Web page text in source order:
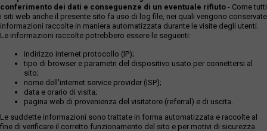
conferimento dei dati e conseguenze di un eventuale rifiuto - Come tutti
i siti web anche il presente sito fa uso di log file, nei quali vengono conservate
informazioni raccolte in maniera automatizzata durante le visite degli utenti.
Le informazioni raccolte potrebbero essere le seguenti:
indirizzo internet protocollo (IP);
tipo di browser e parametri del dispositivo usato per connettersi al
sito;
nome dell'internet service provider (ISP);
data e orario di visita;
pagina web di provenienza del visitatore (referral) e di uscita.
Le suddette informazioni sono trattate in forma automatizzata e raccolte al
fine di verificare il corretto funzionamento del sito e per motivi di sicurezza.